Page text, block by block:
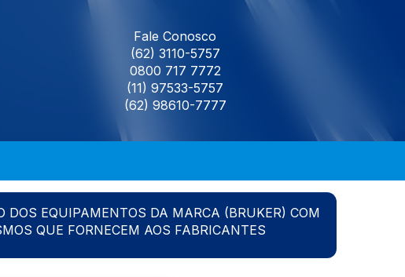
Fale Conosco
(62) 3110-5757
0800 717 7772
(11) 97533-5757
(62) 98610-7777
EQUIPAMENTOS DA MARCA (BRUKER) COM
QUE FORNECEM AOS FABRICANTES